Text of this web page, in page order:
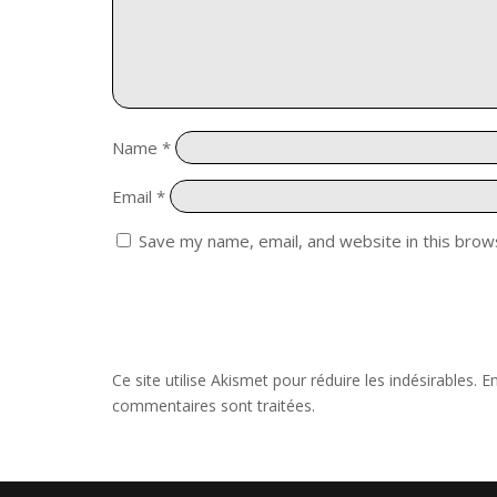
Name *
Email *
Save my name, email, and website in this
Ce site utilise Akismet pour réduire les indésirables.
commentaires sont traitées.